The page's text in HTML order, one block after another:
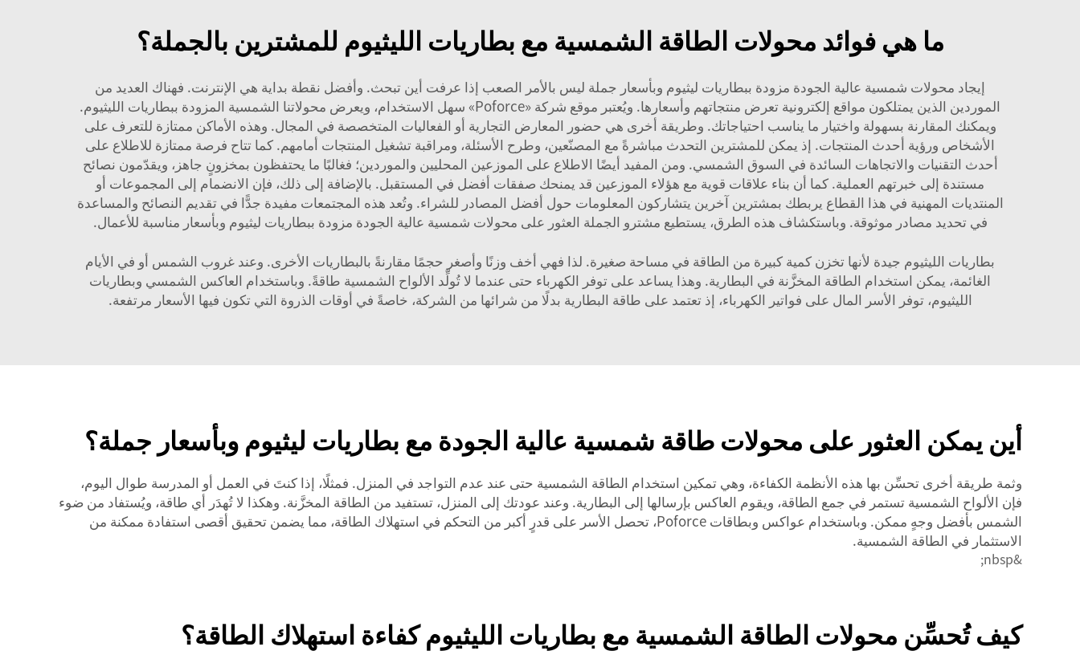
ما هي فوائد محولات الطاقة الشمسية مع بطاريات الليثيوم للمشترين بالجملة؟
إيجاد محولات شمسية عالية الجودة مزودة ببطاريات ليثيوم وبأسعار جملة ليس بالأمر الصعب إذا عرفت أين تبحث. وأفضل نقطة بداية هي الإنترنت. فهناك العديد من
الموردين الذين يمتلكون مواقع إلكترونية تعرض منتجاتهم وأسعارها. ويُعتبر موقع شركة «Poforce» سهل الاستخدام، ويعرض محولاتنا الشمسية المزودة ببطاريات الليثيوم.
ويمكنك المقارنة بسهولة واختيار ما يناسب احتياجاتك. وطريقة أخرى هي حضور المعارض التجارية أو الفعاليات المتخصصة في المجال. وهذه الأماكن ممتازة للتعرف على
الأشخاص ورؤية أحدث المنتجات. إذ يمكن للمشترين التحدث مباشرةً مع المصنّعين، وطرح الأسئلة، ومراقبة تشغيل المنتجات أمامهم. كما تتاح فرصة ممتازة للاطلاع على
أحدث التقنيات والاتجاهات السائدة في السوق الشمسي. ومن المفيد أيضًا الاطلاع على الموزعين المحليين والموردين؛ فغالبًا ما يحتفظون بمخزونٍ جاهز، ويقدّمون نصائح
مستندة إلى خبرتهم العملية. كما أن بناء علاقات قوية مع هؤلاء الموزعين قد يمنحك صفقات أفضل في المستقبل. بالإضافة إلى ذلك، فإن الانضمام إلى المجموعات أو
المنتديات المهنية في هذا القطاع يربطك بمشترين آخرين يتشاركون المعلومات حول أفضل المصادر للشراء. وتُعد هذه المجتمعات مفيدة جدًّا في تقديم النصائح والمساعدة
في تحديد مصادر موثوقة. وباستكشاف هذه الطرق، يستطيع مشترو الجملة العثور على محولات شمسية عالية الجودة مزودة ببطاريات ليثيوم وبأسعار مناسبة للأعمال.
بطاريات الليثيوم جيدة لأنها تخزن كمية كبيرة من الطاقة في مساحة صغيرة. لذا فهي أخف وزنًا وأصغر حجمًا مقارنةً بالبطاريات الأخرى. وعند غروب الشمس أو في الأيام
الغائمة، يمكن استخدام الطاقة المخزَّنة في البطارية. وهذا يساعد على توفر الكهرباء حتى عندما لا تُولِّد الألواح الشمسية طاقةً. وباستخدام العاكس الشمسي وبطاريات
الليثيوم، توفر الأسر المال على فواتير الكهرباء، إذ تعتمد على طاقة البطارية بدلًا من شرائها من الشركة، خاصةً في أوقات الذروة التي تكون فيها الأسعار مرتفعة.
أين يمكن العثور على محولات طاقة شمسية عالية الجودة مع بطاريات ليثيوم وبأسعار جملة؟
وثمة طريقة أخرى تحسِّن بها هذه الأنظمة الكفاءة، وهي تمكين استخدام الطاقة الشمسية حتى عند عدم التواجد في المنزل. فمثلًا، إذا كنتَ في العمل أو المدرسة طوال اليوم،
فإن الألواح الشمسية تستمر في جمع الطاقة، ويقوم العاكس بإرسالها إلى البطارية. وعند عودتك إلى المنزل، تستفيد من الطاقة المخزَّنة. وهكذا لا تُهدَر أي طاقة، ويُستفاد من ضوء
الشمس بأفضل وجهٍ ممكن. وباستخدام عواكس وبطاقات Poforce، تحصل الأسر على قدرٍ أكبر من التحكم في استهلاك الطاقة، مما يضمن تحقيق أقصى استفادة ممكنة من
الاستثمار في الطاقة الشمسية.
&nbsp;
كيف تُحسِّن محولات الطاقة الشمسية مع بطاريات الليثيوم كفاءة استهلاك الطاقة؟